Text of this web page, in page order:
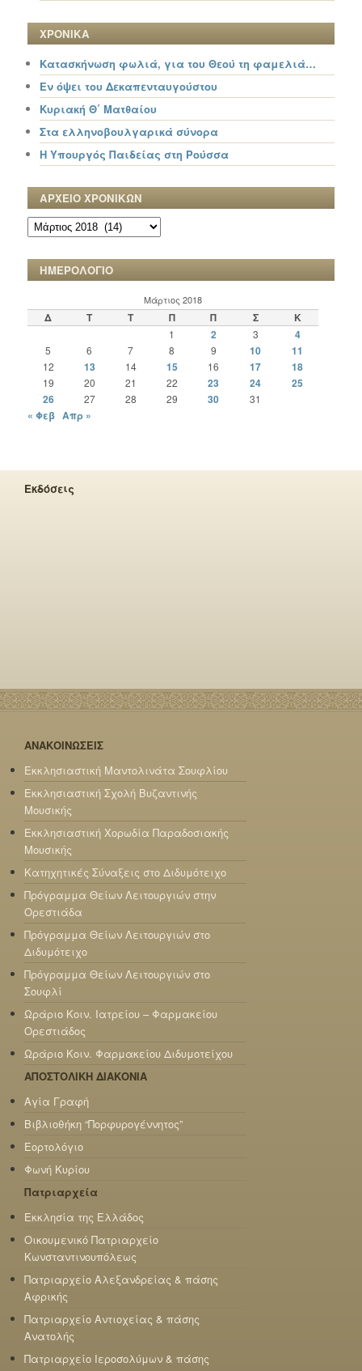
ΧΡΟΝΙΚΑ
Κατασκήνωση φωλιά, για του Θεού τη φαμελιά…
Εν όψει του Δεκαπενταυγούστου
Κυριακή Θ΄ Ματθαίου
Στα ελληνοβουλγαρικά σύνορα
Η Υπουργός Παιδείας στη Ρούσσα
ΑΡΧΕΙΟ ΧΡΟΝΙΚΩΝ
ΑΡΧΕΙΟ
ΧΡΟΝΙΚΩΝ
ΗΜΕΡΟΛΟΓΙΟ
Μάρτιος 2018
Δ Τ Τ Π Π Σ Κ
1 2 3 4
5 6 7 8 9 10 11
12 13 14 15 16 17 18
19 20 21 22 23 24
25
26
27 28 29 30 31
« Φεβ Απρ »
Εκδόσεις
ΑΝΑΚΟΙΝΩΣΕΙΣ
Εκκλησιαστική Μαντολινάτα Σουφλίου
Εκκλησιαστική Σχολή Βυζαντινής
Μουσικής
Εκκλησιαστική Χορωδία Παραδοσιακής
Μουσικής
Κατηχητικές Σύναξεις στο Διδυμότειχο
Πρόγραμμα Θείων Λειτουργιών στην
Ορεστιάδα
Πρόγραμμα Θείων Λειτουργιών στο
Διδυμότειχο
Πρόγραμμα Θείων Λειτουργιών στο
Σουφλί
Ωράριο Κοιν. Ιατρείου – Φαρμακείου
Ορεστιάδος
Ωράριο Κοιν. Φαρμακείου Διδυμοτείχου
ΑΠΟΣΤΟΛΙΚΗ ΔΙΑΚΟΝΙΑ
Αγία Γραφή
Βιβλιοθήκη “Πορφυρογέννητος”
Εορτολόγιο
Φωνή Κυρίου
Πατριαρχεία
Εκκλησία της Ελλάδος
Οικουμενικό Πατριαρχείο
Κωνσταντινουπόλεως
Πατριαρχείο Αλεξανδρείας & πάσης
Αφρικής
Πατριαρχείο Αντιοχείας & πάσης
Ανατολής
Πατριαρχείο Ιεροσολύμων & πάσης